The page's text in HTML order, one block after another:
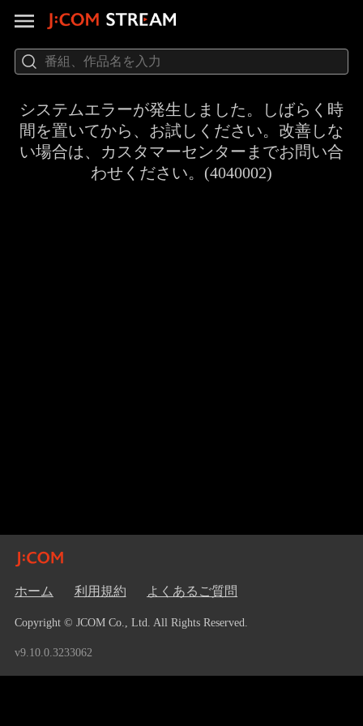
システムエラーが発生しました。しばらく時
間を置いてから、お試しください。改善しな
い場合は、カスタマーセンターまでお問い合
わせください。(4040002)
ホーム 利用規約 よくあるご質問
Copyright © JCOM Co., Ltd. All Rights Reserved.
v9.10.0.3233062